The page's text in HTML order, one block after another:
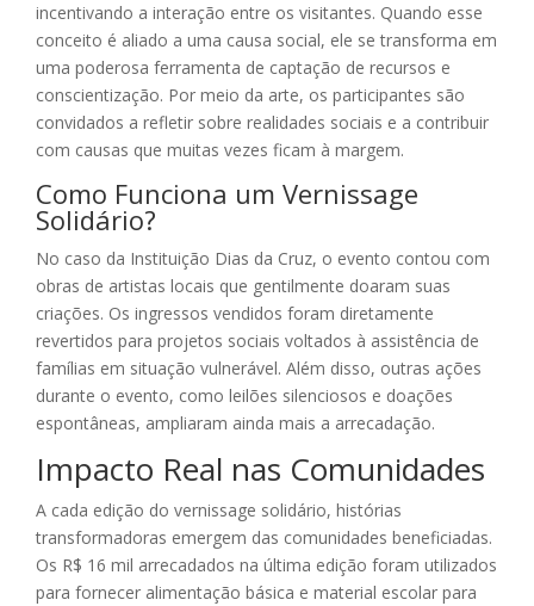
incentivando a interação entre os visitantes. Quando esse
conceito é aliado a uma causa social, ele se transforma em
uma poderosa ferramenta de captação de recursos e
conscientização. Por meio da arte, os participantes são
convidados a refletir sobre realidades sociais e a contribuir
com causas que muitas vezes ficam à margem.
Como Funciona um Vernissage
Solidário?
No caso da Instituição Dias da Cruz, o evento contou com
obras de artistas locais que gentilmente doaram suas
criações. Os ingressos vendidos foram diretamente
revertidos para projetos sociais voltados à assistência de
famílias em situação vulnerável. Além disso, outras ações
durante o evento, como leilões silenciosos e doações
espontâneas, ampliaram ainda mais a arrecadação.
Impacto Real nas Comunidades
A cada edição do vernissage solidário, histórias
transformadoras emergem das comunidades beneficiadas.
Os R$ 16 mil arrecadados na última edição foram utilizados
para fornecer alimentação básica e material escolar para